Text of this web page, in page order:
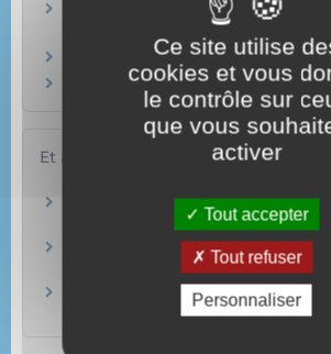
Divorce : que devient une
ou un avantage matrimonial ?
Qu'est-ce que la médiation
Un européen peut-il divorcer en
Et aussi
Séparation des parents
Famille – Scolarité
Autorité parentale
Aide juridictionnelle
Ce site utilise
cookies et vous
le contrôle sur
que vous
activer
Tout accepter
Tout refuser
Personnaliser